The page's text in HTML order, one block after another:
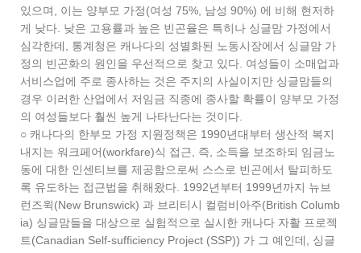
있으며, 이는 양부모 가정(여성 75%, 남성 90%) 에 비해 현저하
게 낮다. 낮은 고용률과 높은 빈곤율은 특히나 싱글맘 가정에서
심각한데, 통계청은 캐나다의 성별화된 노동시장에서 싱글맘 가
정의 빈곤화의 원인을 우선적으로 찾고 있다. 여성들이 소매업과
서비스업에 주로 종사하는 것은 주지의 사실이지만 싱글맘들의
경우 이러한 산업에서 저임금 직종에 종사할 확률이 양부모 가정
의 여성들보다 훨씬 높게 나타난다는 것이다.
○ 캐나다의 한부모 가정 지원정책은 1990년대부터 생산적 복지
내지는 워크페어(workfare)식 접근, 즉, 소득을 보조하되 임금노
동에 대한 인센티브를 제공함으로써 스스로 빈곤에서 탈피하도
록 유도하는 접근법을 취해왔다. 1992년부터 1999년까지 뉴브
런즈윅(New Brunswick) 과 브리티시 컬럼비아주(British Columb
ia) 싱글맘들을 대상으로 실험적으로 실시한 캐나다 자활 프로젝
트(Canadian Self-sufficiency Project (SSP)) 가 그 예인데, 싱글